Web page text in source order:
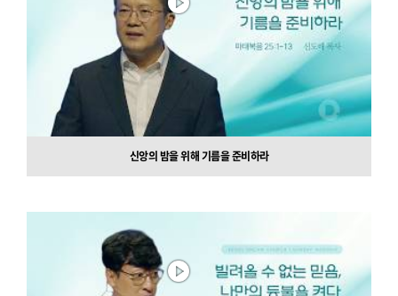
신앙의 밤을 위해 기름을 준비하라